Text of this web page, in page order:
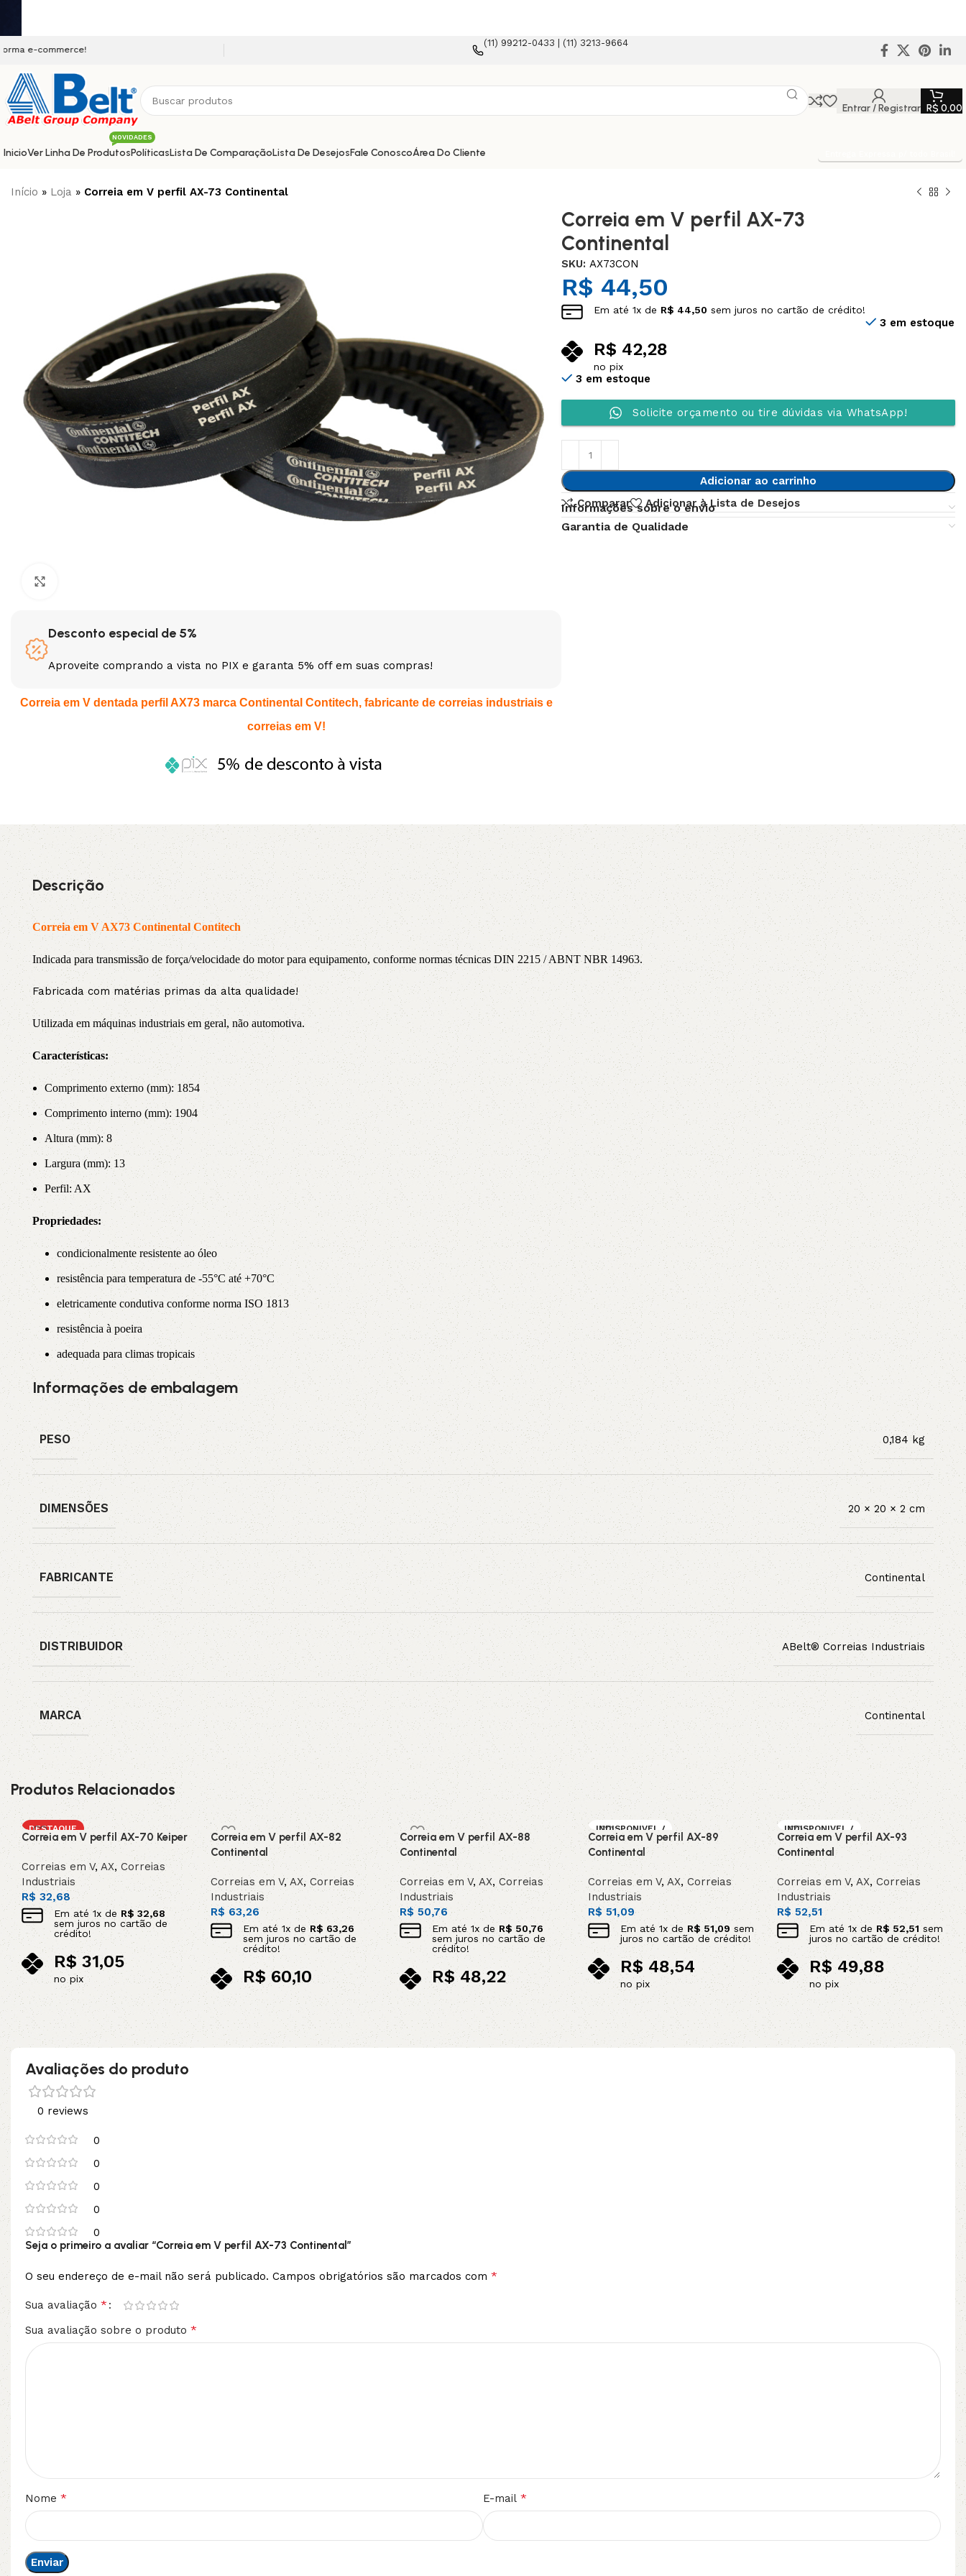
(11) 99212-0433 | (11) 3213-9664
Entrar / Registrar R$ 0,00
InicioVer Linha De Produtos
NOVIDADES
3L 3VX 5V
A AX B BX
XPA XPB XPZ ZX
PolíticasLista De ComparaçãoLista De DesejosFale ConoscoÁrea Do Cliente
Início » Loja » Correia em V perfil AX-73 Continental
Desconto especial de 5%
Aproveite comprando a vista no PIX e garanta 5% off em suas compras!
Correia em V dentada perfil AX73 marca Continental Contitech, fabricante de correias industriais e
correias em V!
Correia em V perfil AX-73
Continental
SKU:AX73CON
R$ 44,50
Em até1x de R$ 44,50 sem juros no cartão de crédito!
R$ 42,28
no pix
3 em estoque
3 em estoque
Solicite orçamento ou tire dúvidas via WhatsApp!
Adicionar ao carrinho
Comparar
Adicionar à Lista de Desejos
Informações sobre o envio
Garantia de Qualidade
Descrição
Correia em V AX73 Continental Contitech
Indicada para transmissão de força/velocidade do motor para equipamento, conforme normas técnicas DIN 2215 / ABNT NBR 14963.
Fabricada com matérias primas da alta qualidade!
Utilizada em máquinas industriais em geral, não automotiva.
Características:
Comprimento externo (mm): 1854
Comprimento interno (mm): 1904
Altura (mm): 8
Largura (mm): 13
Perfil: AX
Propriedades:
condicionalmente resistente ao óleo
resistência para temperatura de -55°C até +70°C
eletricamente condutiva conforme norma ISO 1813
resistência à poeira
adequada para climas tropicais
Informações de embalagem
PESO 0,184 kg
DIMENSÕES 20 × 20 × 2 cm
FABRICANTE Continental
DISTRIBUIDOR ABelt® Correias Industriais
MARCA Continental
Produtos Relacionados
DESTAQUE
Correia em V perfil AX-70 Keiper
Correias em V,AX, Correias
Industriais
R$ 32,68
Em até1x de R$32,68
sem juros no cartão de
crédito!
R$31,05
no pix
Adicionar ao carrinho
Correia em V perfil AX-82
Continental
Correias em V,AX, Correias
Industriais
R$63,26
Em até1x deR$ 63,26
sem juros no cartão de
crédito!
R$60,10
no pix
Adicionar ao carrinho
Correia em V perfil AX-88
Continental
Correias em V, AX, Correias
Industriais
R$50,76
Em até 1x de R$50,76
sem juros no cartão de
crédito!
R$48,22
no pix
Adicionar ao carrinho
INDISPONIVEL /
SOB ENCOMEN
DA
Correia em V perfil AX-89
Continental
Correias em V,AX,Correias
Industriais
R$51,09
Em até1x de R$ 51,09 sem
juros no cartão de crédito!
R$ 48,54
no pix
Leia mais
INDISPONIVEL /
SOB ENCOMEN
DA
Correia em V perfil AX-93
Continental
Correias em V,AX,Correias
Industriais
R$52,51
Em até1x de R$ 52,51 sem
juros no cartão de crédito!
R$49,88
no pix
Leia mais
Avaliações do produto
0 reviews
0
0
0
0
0
Seja o primeiro a avaliar “Correia em V perfil AX-73 Continental”
O seu endereço de e-mail não será publicado. Campos obrigatórios são marcados com *
Sua avaliação *
Sua avaliação sobre o produto *
Nome * E-mail *